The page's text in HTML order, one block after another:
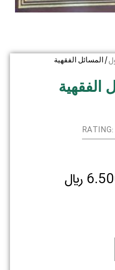
/ المسائل الفقهیة
الفقهیة
﷼